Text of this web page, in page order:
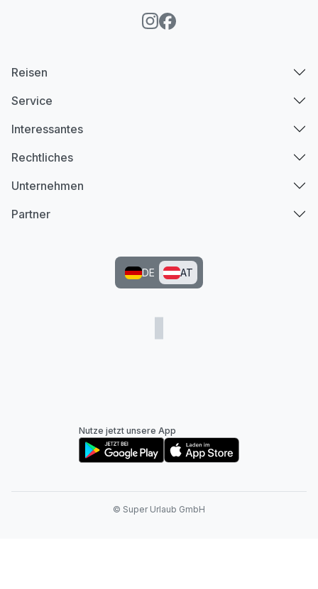
Reisen
Service
Interessantes
Rechtliches
Unternehmen
Partner
DE AT
Nutze jetzt unsere App
© Super Urlaub GmbH